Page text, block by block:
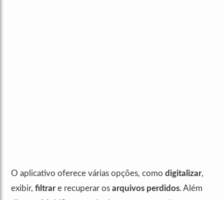
O aplicativo oferece várias opções, como digitalizar,
exibir, filtrare recuperar os arquivos perdidos. Além